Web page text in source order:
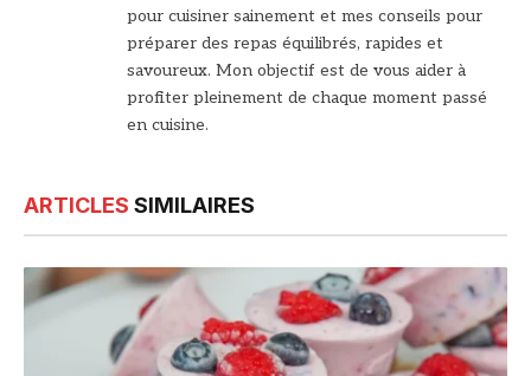
pour cuisiner sainement et mes conseils pour
préparer des repas équilibrés, rapides et
savoureux. Mon objectif est de vous aider à
profiter pleinement de chaque moment passé
en cuisine.
ARTICLES SIMILAIRES
© DR